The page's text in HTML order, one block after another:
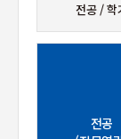
전공 / 학
전공